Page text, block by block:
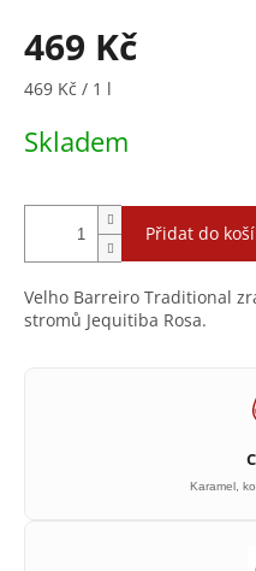
469 Kč
Měrná
469 Kč / 1 l
Skladem
Přidat do
Velho Barreiro Traditional
stromů Jequitiba Rosa.
Karamel,